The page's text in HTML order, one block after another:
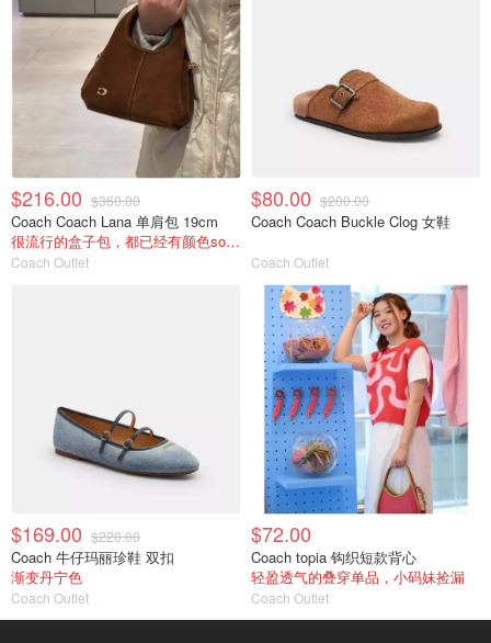
$216.00 $360.00
Coach Coach Lana 单肩包 19cm
很流行的盒子包，都已经有颜色sold out了
Coach Outlet
$80.00 $200.00
Coach Coach Buckle Clog 女鞋
Coach Outlet
$169.00 $220.00
Coach 牛仔玛丽珍鞋 双扣
渐变丹宁色
Coach Outlet
$72.00
Coach topia 钩织短款背心
轻盈透气的叠穿单品，小码妹捡漏
Coach Outlet